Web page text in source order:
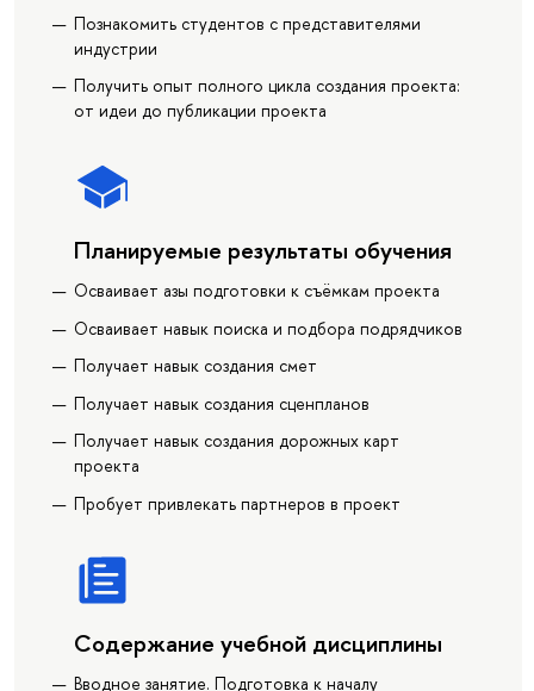
Познакомить студентов с представителями
индустрии
Получить опыт полного цикла создания проекта:
от идеи до публикации проекта
Планируемые результаты обучения
Осваивает азы подготовки к съёмкам проекта
Осваивает навык поиска и подбора подрядчиков
Получает навык создания смет
Получает навык создания сценпланов
Получает навык создания дорожных карт
проекта
Пробует привлекать партнеров в проект
Содержание учебной дисциплины
Вводное занятие. Подготовка к началу